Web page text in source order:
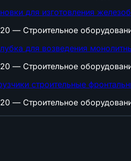
для изготовления
— Строительное
для возведения
— Строительное
строительные
— Строительное